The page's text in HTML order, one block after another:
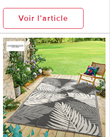
Voir l’article